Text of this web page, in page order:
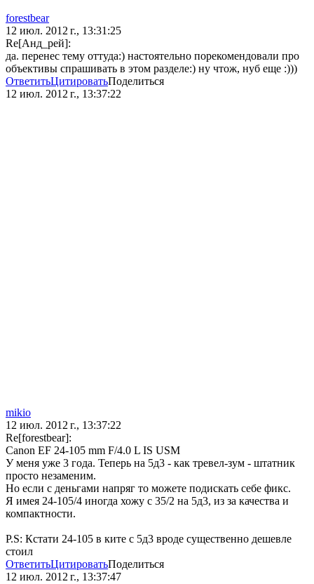
forestbear
12 июл. 2012 г., 13:31:25
Re[Анд_рей]:
да. перенес тему оттуда:) настоятельно порекомендовали про
объективы спрашивать в этом разделе:) ну чтож, нуб еще :)))
ОтветитьЦитироватьПоделиться
12 июл. 2012 г., 13:37:22
mikio
12 июл. 2012 г., 13:37:22
Re[forestbear]:
Canon EF 24-105 mm F/4.0 L IS USM
У меня уже 3 года. Теперь на 5д3 - как тревел-зум - штатник
просто незаменим.
Но если с деньгами напряг то можете подискать себе фикс.
Я имея 24-105/4 иногда хожу с 35/2 на 5д3, из за качества и
компактности.
P.S: Кстати 24-105 в ките с 5д3 вроде существенно дешевле
стоил
ОтветитьЦитироватьПоделиться
12 июл. 2012 г., 13:37:47